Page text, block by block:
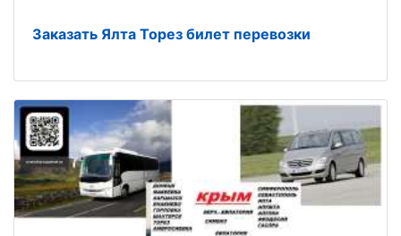
Заказать Ялта Торез билет перевозки